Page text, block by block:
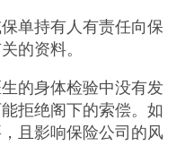
单持有人有责任向保
的资料。
的身体检验中没有发
拒绝阁下的索偿。如
且影响保险公司的风